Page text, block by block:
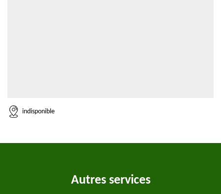
indisponible
Autres services